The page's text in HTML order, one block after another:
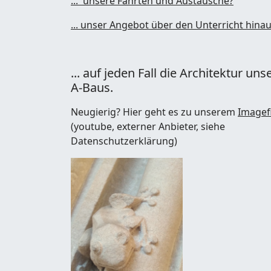
... unser Angebot über den Unterricht
... auf jeden Fall die Architektur
A-Baus.
Neugierig? Hier geht es zu unserem
(youtube, externer Anbieter, siehe
Datenschutzerklärung)